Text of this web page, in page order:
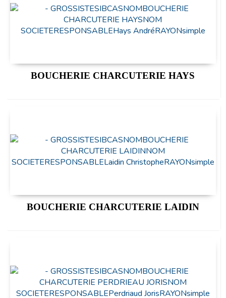
BOUCHERIE CHARCUTERIE HAYS
BOUCHERIE CHARCUTERIE LAIDIN